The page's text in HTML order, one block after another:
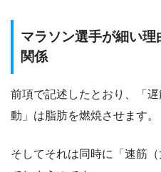
マラソン選手が細い
関係
前項で記述したとおり、「
動」は脂肪を燃焼させます。
そしてそれは同時に「速筋